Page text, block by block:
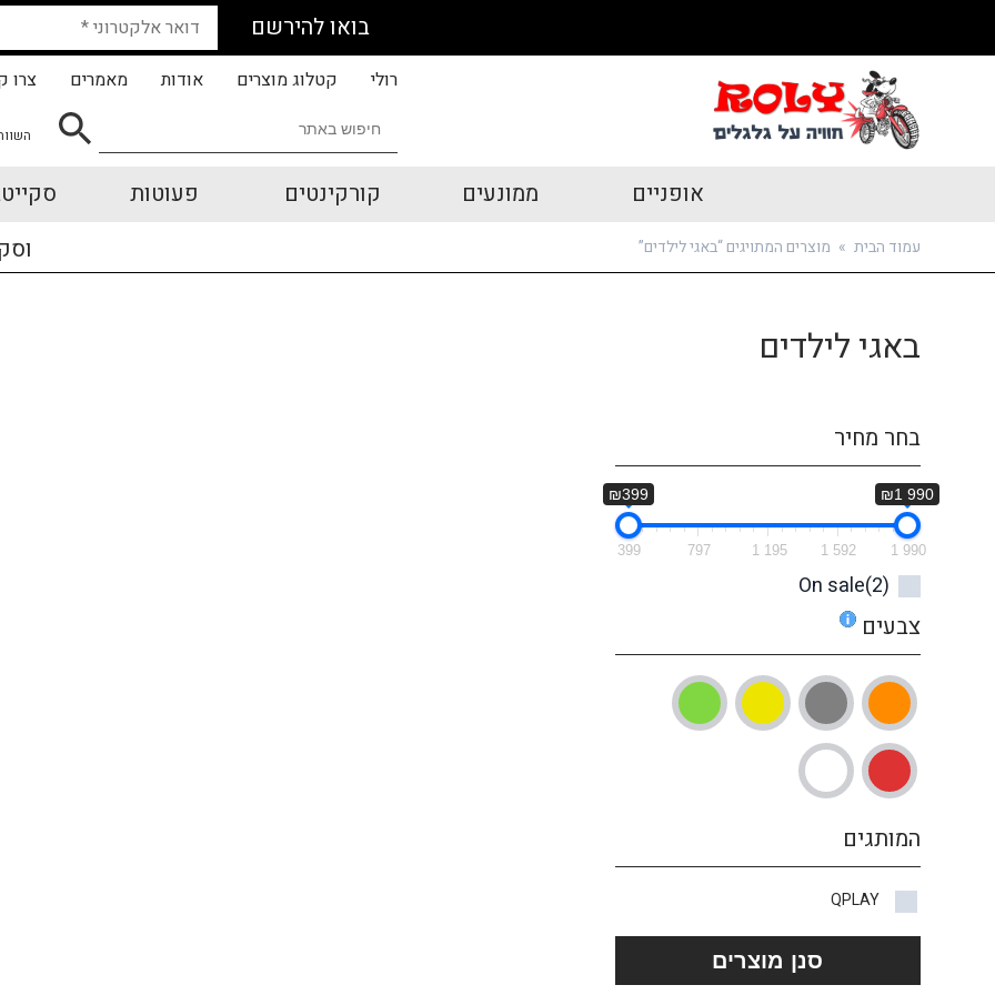
בואו להירשם
רולי קטלוג מוצרים אודות מאמרים צרו
אופניים ממונעים קורקינטים פעוטות
עמוד הבית » מוצרים המתויגים “באגי לילדים”
באגי לילדים
בחר מחיר
₪399 ₪1 990
399 797 1 195 1 592 1 990
On sale(2)
צבעים
המותגים
QPLAY
סנן מוצרים